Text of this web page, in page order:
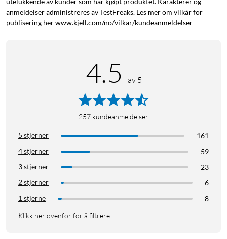
anmeldelser administreres av TestFreaks. Les mer om vilkår for
publisering her www.kjell.com/no/vilkar/kundeanmeldelser
4.5 av 5
257 kundeanmeldelser
5 stjerner
161
4 stjerner
59
3 stjerner
23
2 stjerner
6
1 stjerne
8
Klikk her ovenfor for å filtrere